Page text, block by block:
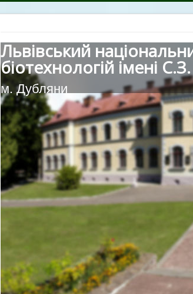
Львівський
біотехнологій імені
м. Дубляни